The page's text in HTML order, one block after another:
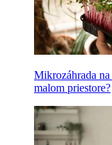
Mikrozáhrada
malom priestore?